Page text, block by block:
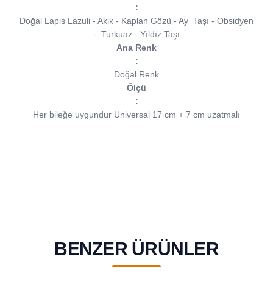
:
Doğal Lapis Lazuli - Akik - Kaplan Gözü - Ay Taşı - Obsidyen
- Turkuaz - Yıldız Taşı
Ana Renk
:
Doğal Renk
Ölçü
:
Her bileğe uygundur Universal 17 cm + 7 cm uzatmalı
BENZER ÜRÜNLER